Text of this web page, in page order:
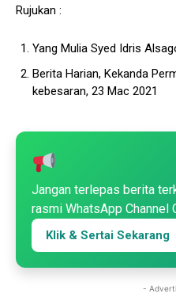
Rujukan :
Yang Mulia Syed Idris
Berita Harian, Kekanda
kebesaran, 23 Mac 2021
Jangan terlepas berita
rasmi WhatsApp Channel
Klik & Sertai Sekarang
-